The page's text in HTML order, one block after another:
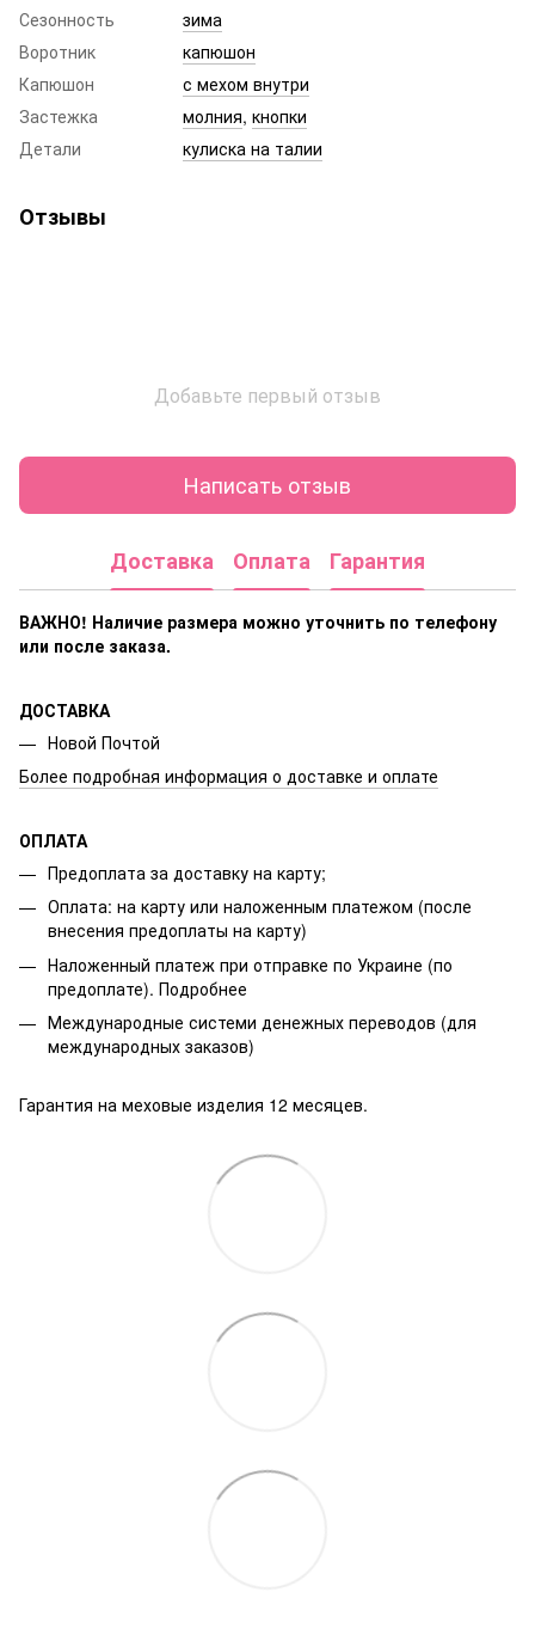
Сезонность
зима
Воротник
капюшон
Капюшон
с мехом внутри
Застежка
молния, кнопки
Детали
кулиска на талии
Отзывы
Добавьте первый отзыв
Написать отзыв
Доставка Оплата Гарантия
ВАЖНО! Наличие размера можно уточнить по телефону
или после заказа.
ДОСТАВКА
Новой Почтой
Более подробная информация о доставке и оплате
ОПЛАТА
Предоплата за доставку на карту;
Оплата: на карту или наложенным платежом (после
внесения предоплаты на карту)
Наложенный платеж при отправке по Украине (по
предоплате). Подробнее
Международные системи денежных переводов (для
международных заказов)
Гарантия на меховые изделия 12 месяцев.